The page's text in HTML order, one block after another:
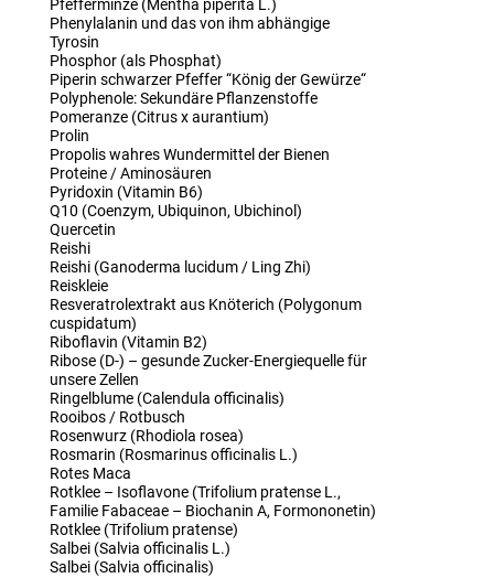
Pfefferminze (Mentha piperita L.)
Phenylalanin und das von ihm abhängige
Tyrosin
Phosphor (als Phosphat)
Piperin schwarzer Pfeffer “König der Gewürze“
Polyphenole: Sekundäre Pflanzenstoffe
Pomeranze (Citrus x aurantium)
Prolin
Propolis wahres Wundermittel der Bienen
Proteine / Aminosäuren
Pyridoxin (Vitamin B6)
Q10 (Coenzym, Ubiquinon, Ubichinol)
Quercetin
Reishi
Reishi (Ganoderma lucidum / Ling Zhi)
Reiskleie
Resveratrolextrakt aus Knöterich (Polygonum
cuspidatum)
Riboflavin (Vitamin B2)
Ribose (D-) – gesunde Zucker-Energiequelle für
unsere Zellen
Ringelblume (Calendula officinalis)
Rooibos / Rotbusch
Rosenwurz (Rhodiola rosea)
Rosmarin (Rosmarinus officinalis L.)
Rotes Maca
Rotklee – Isoflavone (Trifolium pratense L.,
Familie Fabaceae – Biochanin A, Formononetin)
Rotklee (Trifolium pratense)
Salbei (Salvia officinalis L.)
Salbei (Salvia officinalis)